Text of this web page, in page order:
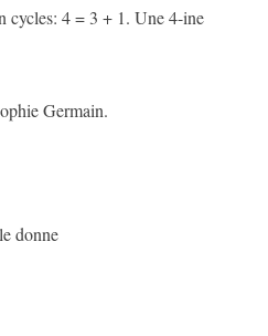
4 = 3 + 1. Une 4-ine
Germain.
donne